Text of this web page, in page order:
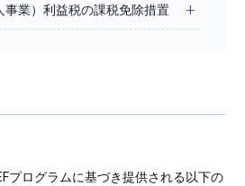
事業）利益税の課税免除措置
プログラムに基づき提供される以下の